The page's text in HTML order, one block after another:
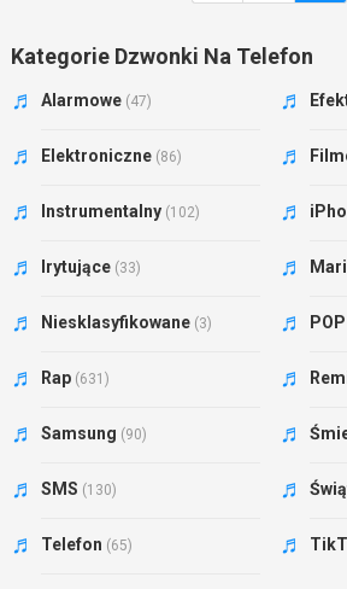
Kategorie Dzwonki Na Telefon
Alarmowe (47)
Elektroniczne (86)
Instrumentalny (102)
Irytujące (33)
Niesklasyfikowane (3) POP
Rap (631)
Samsung (90)
SMS (130)
Telefon (65)